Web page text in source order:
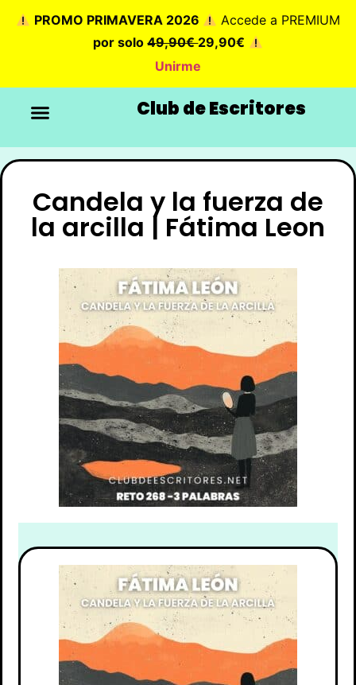
PROMO PRIMAVERA 2026
Accede a PREMIUM
por solo49,90€29,90€
Unirme
Club de Escritores
Candela y la fuerza de
la arcilla | Fátima Leon